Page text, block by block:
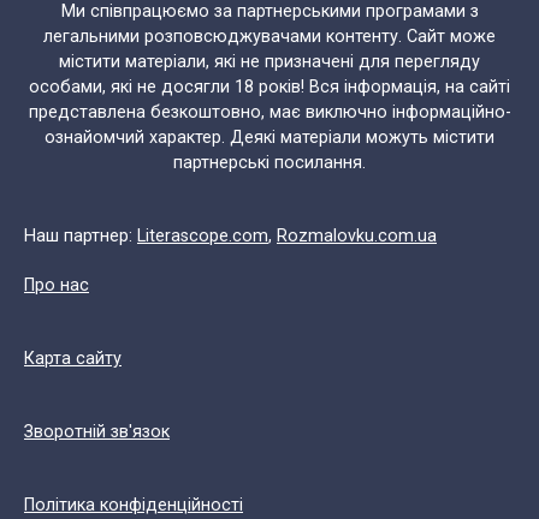
Ми співпрацюємо за партнерськими програмами з
легальними розповсюджувачами контенту. Сайт може
містити матеріали, які не призначені для перегляду
особами, які не досягли 18 років! Вся інформація, на сайті
представлена безкоштовно, має виключно інформаційно-
ознайомчий характер. Деякі матеріали можуть містити
партнерські посилання.
Наш партнер: Literascope.com, Rozmalovku.com.ua
Про нас
Карта сайту
Зворотній зв'язок
Політика конфіденційності